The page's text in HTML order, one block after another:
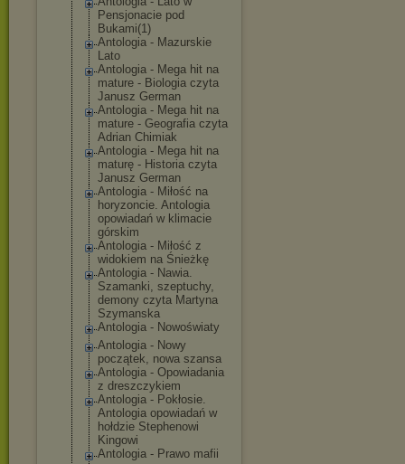
Pensjonacie pod
Bukami(1)
Antologia - Mazurskie
Lato
Antologia - Mega hit na
mature - Biologia czyta
Janusz German
Antologia - Mega hit na
mature - Geografia czyta
Adrian Chimiak
Antologia - Mega hit na
maturę - Historia czyta
Janusz German
Antologia - Miłość na
horyzoncie. Antologia
opowiadań w klimacie
górskim
Antologia - Miłość z
widokiem na Śnieżkę
Antologia - Nawia.
Szamanki, szeptuchy,
demony czyta Martyna
Szymanska
Antologia - Nowoświaty
Antologia - Nowy
początek, nowa szansa
Antologia - Opowiadania
z dreszczykiem
Antologia - Pokłosie.
Antologia opowiadań w
hołdzie Stephenowi
Kingowi
Antologia - Prawo mafii